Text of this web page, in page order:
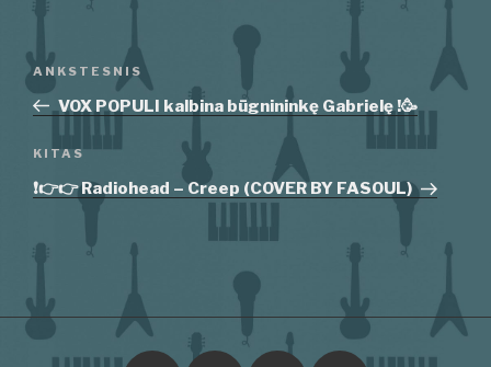
Navigacija
tarp
įrašų
Ankstesnis
įrašas
ANKSTESNIS
VOX POPULI kalbina būgnininkę Gabrielę !🥳
Kitas
įrašas
KITAS
❗️👉👉 Radiohead – Creep (COVER BY FASOUL)